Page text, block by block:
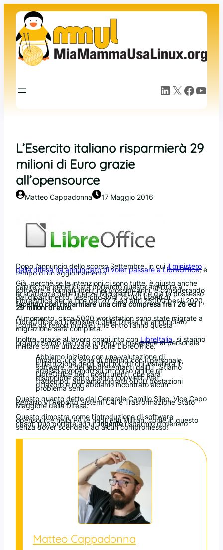
contenuto
LinkedIn X Facebook YouTube
L’Esercito italiano risparmierà 29
milioni di Euro grazie
all’opensource
Matteo Cappadonna 17 Maggio 2016
Dopo l’annuncio dello scorso Settembre, in cui il ministero
della difesa ha annunciato di voler passare a LibreOffice, è
tempo di un aggiornamento.
Già, perchè se le intenzioni ci sono tutte, è giusto anche
capire che benefici sta portando questa apertura a
software e formati liberi; nei prossimi anni, e considerando
le scadenze delle licenze Microsoft Office già in possesso
del dipartimento, l’esercito avrà 75000 utenti di
LibreOffice per la fine del 2017, ed altri 25000 per il 2020,
facendo così risparmiare una cifra compresa fra i 26 ed i
29 milioni di euro.
Al momento, circa 5000 workstation sono state migrate a
LibreOffice ed il Ministero della Difesa ha annunciato
(come da report iniziale) che entro l’anno questa
migrazione sarà completa.
Inoltre, grazie al lavoro congiunto con LibreItalia, si stanno
organizzando dei corsi online per insegnare al personale
militare come utilizzare la suite LibreOffice.
Abbiamo iniziato con una valutazione di
impatto, una serie di briefing con il personale,
e l’istruzione degli istruttori, di chi installerà il
software, e dei rappresentanti dell’IT. Stiamo
adesso lavorando su un corso online di
LibreOffice per i nostri utenti, che sarà
disponibile sotto licenza copyleft. Nel
frattempo, abbiamo migrato 5000 postazioni
di lavoro e non abbiamo incontrato alcun
problema serio
Questo quanto detto dal Generale Camillo Sileo, Vice Capo
Reparto VI Reparto Sistemi C4I e Trasformazione Stato
Maggiore della Difesa.
Questo dimostra come l’introduzione di software
opensource nella PA (e negli enti Militari, come in questo
caso), può portare ad uningenterisparmio di denaro
senza dover scendere ad alcun compromesso!
Matteo Cappadonna